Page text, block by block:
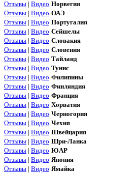
Отзывы | Видео Норвегия
Отзывы | Видео ОАЭ
Отзывы | Видео Португалия
Отзывы | Видео Сейшелы
Отзывы | Видео Словакия
Отзывы | Видео Словения
Отзывы | Видео Тайланд
Отзывы | Видео Тунис
Отзывы | Видео Филипины
Отзывы | Видео Финляндия
Отзывы | Видео Франция
Отзывы | Видео Хорватия
Отзывы | Видео Черногория
Отзывы | Видео Чехия
Отзывы | Видео Швейцария
Отзывы | Видео Шри-Ланка
Отзывы | Видео ЮАР
Отзывы | Видео Япония
Отзывы | Видео Ямайка